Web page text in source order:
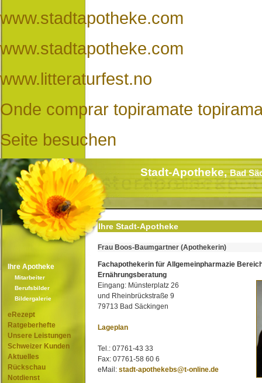
www.stadtapotheke.com
www.stadtapotheke.com
www.litteraturfest.no
Onde comprar topiramate
Seite besuchen
Stadt-Apotheke,Bad
Ihre Apotheke
Mitarbeiter
Berufsbilder
Bildergalerie
eRezept
Ratgeberhefte
Unsere Leistungen
Schweizer Kunden
Aktuelles
Rückschau
Notdienst
Ihre Stadt-Apotheke
Frau Boos-Baumgartner (Apothekerin)
Fachapothekerin für Allgemeinpharmazie
Ernährungsberatung
Eingang: Münsterplatz 26
und Rheinbrückstraße 9
79713 Bad Säckingen
Lageplan
Tel.: 07761-43 33
Fax: 07761-58 60 6
eMail: stadt-apothekebs@t-online.de